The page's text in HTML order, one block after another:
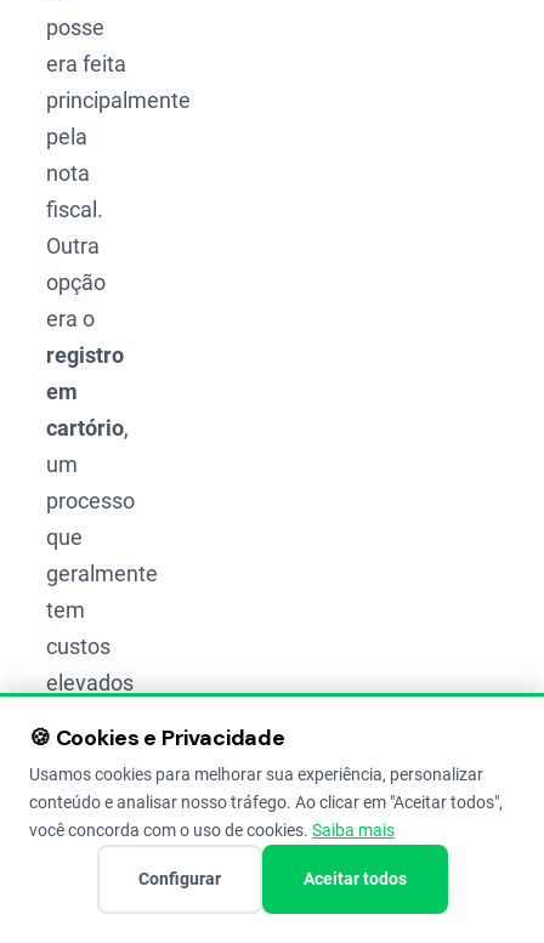
posse
era feita
principalmente
pela
nota
fiscal.
Outra
opção
era o
registro
em
cartório,
um
processo
que
geralmente
tem
custos
elevados
exigido
para a
🍪 Cookies e Privacidade
Usamos cookies para melhorar sua experiência, personalizar
conteúdo e analisar nosso tráfego. Ao clicar em "Aceitar todos",
você concorda com o uso de cookies. Saiba mais
Configurar Aceitar todos